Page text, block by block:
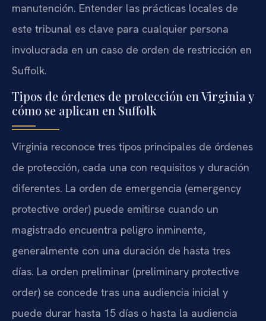
manutención. Entender las prácticas locales de
este tribunal es clave para cualquier persona
involucrada en un caso de orden de restricción en
Suffolk.
Tipos de órdenes de protección en Virginia y
cómo se aplican en Suffolk
Virginia reconoce tres tipos principales de órdenes
de protección, cada una con requisitos y duración
diferentes. La orden de emergencia (emergency
protective order) puede emitirse cuando un
magistrado encuentra peligro inminente,
generalmente con una duración de hasta tres
días. La orden preliminar (preliminary protective
order) se concede tras una audiencia inicial y
puede durar hasta 15 días o hasta la audiencia